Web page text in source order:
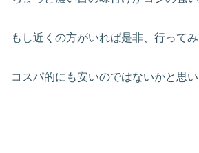
もし近くの方がいれば是非、行ってみ
コスパ的にも安いのではないかと思い